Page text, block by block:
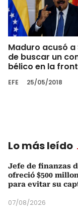
Maduro acusó a
de buscar un
bélico en la
EFE 25/05/2018
Lo más leído
Jefe de finanzas
ofreció $500
para evitar su
07/08/2026